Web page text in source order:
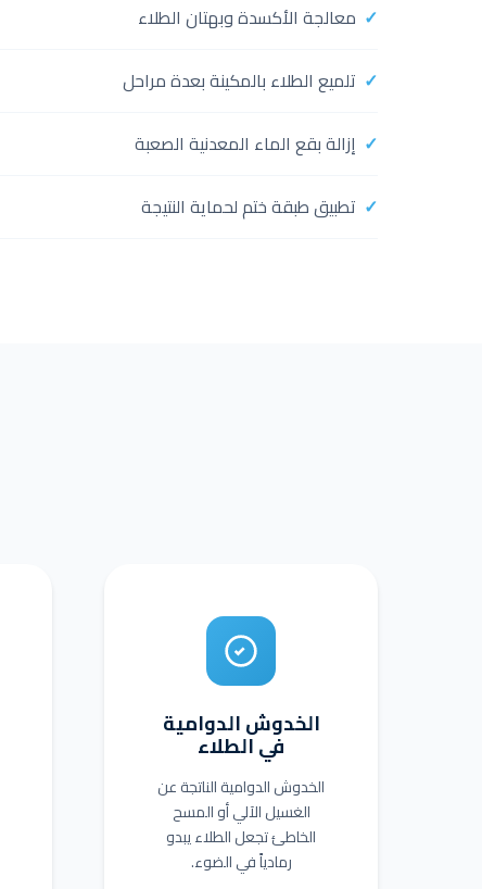
معالجة الأكسدة وبهتان الطلاء
تلميع الطلاء بالمكينة بعدة مراحل
إزالة بقع الماء المعدنية الصعبة
تطبيق طبقة ختم لحماية النتيجة
الخدوش الدوامية
في الطلاء
الخدوش الدوامية الناتجة عن
الغسيل الآلي أو المسح
الخاطئ تجعل الطلاء يبدو
رمادياً في الضوء.